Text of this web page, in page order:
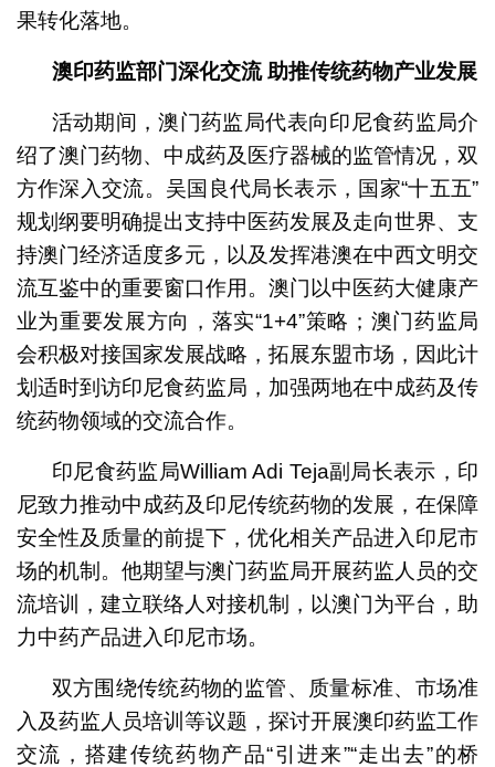
果转化落地。
澳印药监部门深化交流 助推传统药物产业发展
活动期间，澳门药监局代表向印尼食药监局介
绍了澳门药物、中成药及医疗器械的监管情况，双
方作深入交流。吴国良代局长表示，国家“十五五”
规划纲要明确提出支持中医药发展及走向世界、支
持澳门经济适度多元，以及发挥港澳在中西文明交
流互鉴中的重要窗口作用。澳门以中医药大健康产
业为重要发展方向，落实“1+4”策略；澳门药监局
会积极对接国家发展战略，拓展东盟市场，因此计
划适时到访印尼食药监局，加强两地在中成药及传
统药物领域的交流合作。
印尼食药监局William Adi Teja副局长表示，印
尼致力推动中成药及印尼传统药物的发展，在保障
安全性及质量的前提下，优化相关产品进入印尼市
场的机制。他期望与澳门药监局开展药监人员的交
流培训，建立联络人对接机制，以澳门为平台，助
力中药产品进入印尼市场。
双方围绕传统药物的监管、质量标准、市场准
入及药监人员培训等议题，探讨开展澳印药监工作
交流，搭建传统药物产品“引进来”“走出去”的桥